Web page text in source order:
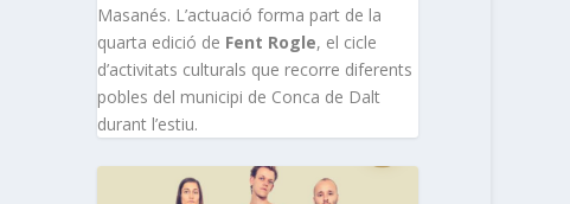
Masanés. L’actuació forma part de la
quarta edició de Fent Rogle, el cicle
d’activitats culturals que recorre diferents
pobles del municipi de Conca de Dalt
durant l’estiu.